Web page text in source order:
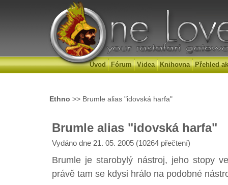
Úvod Fórum Videa Knihovna Přehled
Ethno >> Brumle alias "idovská harfa"
Brumle alias "idovská harfa"
Vydáno dne 21. 05. 2005 (10264 přečtení)
Brumle je starobylý nástroj, jeho stopy
právě tam se kdysi hrálo na podobné